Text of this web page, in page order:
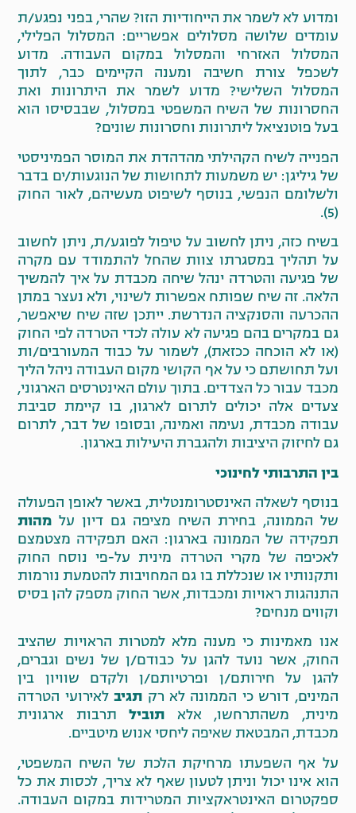
ומדוע לא לשמר את הייחודיות הזו? שהרי, בפני נפגע/ת
עומדים שלושה מסלולים אפשריים: המסלול הפלילי,
המסלול האזרחי והמסלול במקום העבודה. מדוע
לשכפל צורת חשיבה ומענה הקיימים כבר, לתוך
המסלול השלישי? מדוע לשמר את היתרונות ואת
החסרונות של השיח המשפטי במסלול, שבבסיסו הוא
בעל פוטנציאל ליתרונות וחסרונות שונים?
הפנייה לשיח הקהילתי מהדהדת את המוסר הפמיניסטי
של גיליגן: יש משמעות לתחושות של הנוגעות/ים בדבר
ולשלומם הנפשי, בנוסף לשיפוט מעשיהם, לאור החוק
(5).
בשיח כזה, ניתן לחשוב על טיפול לפוגע/ת, ניתן לחשוב
על תהליך במסגרתו צוות שהחל להתמודד עם מקרה
של פגיעה והטרדה ינהל שיחה מכבדת על איך להמשיך
הלאה. זה שיח שפותח אפשרות לשינוי, ולא נעצר במתן
ההכרעה והסנקציה הנדרשת. ייתכן שזה שיח שיאפשר,
גם במקרים בהם פגיעה לא עולה לכדי הטרדה לפי החוק
(או לא הוכחה ככזאת), לשמור על כבוד המעורבים/ות
ועל תחושתם כי על אף הקושי מקום העבודה ניהל הליך
מכבד עבור כל הצדדים. בתוך עולם האינטרסים הארגוני,
צעדים אלה יכולים לתרום לארגון, בו קיימת סביבת
עבודה מכבדת, נעימה ואמינה, ובסופו של דבר, לתרום
גם לחיזוק היציבות ולהגברת היעילות בארגון.
בין התרבותי לחינוכי
בנוסף לשאלה האינסטרומנטלית, באשר לאופן הפעולה
של הממונה, בחירת השיח מציפה גם דיון על מהות
תפקידה של הממונה בארגון: האם תפקידה מצטמצם
לאכיפה של מקרי הטרדה מינית על-פי נוסח החוק
ותקנותיו או שנכללת בו גם המחויבות להטמעת נורמות
התנהגות ראויות ומכבדות, אשר החוק מספק להן בסיס
וקווים מנחים?
אנו מאמינות כי מענה מלא למטרות הראויות שהציב
החוק, אשר נועד להגן על כבודם/ן של נשים וגברים,
להגן על חירותם/ן ופרטיותם/ן ולקדם שוויון בין
המינים, דורש כי הממונה לא רק תגיבלאירועי הטרדה
מינית, משהתרחשו, אלא תוביל תרבות ארגונית
מכבדת, המבטאת שאיפה ליחסי אנוש מיטביים.
על אף השפעתו מרחיקת הלכת של השיח המשפטי,
הוא אינו יכול וניתן לטעון שאף לא צריך, לכסות את כל
ספקטרום האינטראקציות המטרידות במקום העבודה.